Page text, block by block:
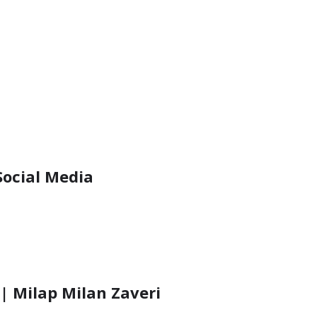
Media
Milap Milan Zaveri